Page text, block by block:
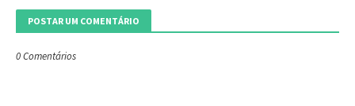
POSTAR UM COMENTÁRIO
0 Comentários